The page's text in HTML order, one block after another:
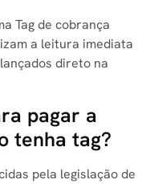
Tag de cobrança
a leitura imediata
direto na
pagar a
tenha tag?
pela legislação de